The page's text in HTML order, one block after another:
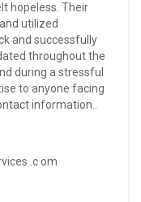
hopeless. Their
utilized
and successfully
throughout the
during a stressful
to anyone facing
information..
.c om